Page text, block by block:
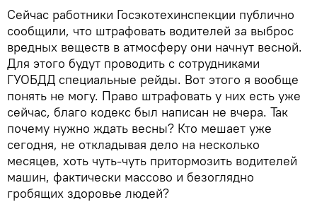
Сейчас работники Госэкотехинспекции публично
сообщили, что штрафовать водителей за выброс
вредных веществ в атмосферу они начнут весной.
Для этого будут проводить с сотрудниками
ГУОБДД специальные рейды. Вот этого я вообще
понять не могу. Право штрафовать у них есть уже
сейчас, благо кодекс был написан не вчера. Так
почему нужно ждать весны? Кто мешает уже
сегодня, не откладывая дело на несколько
месяцев, хоть чуть-чуть притормозить водителей
машин, фактически массово и безоглядно
гробящих здоровье людей?